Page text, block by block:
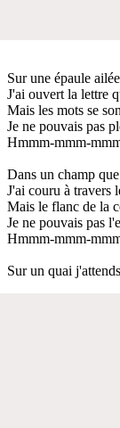
Sur une épaule
J'ai ouvert la lettre
Mais les mots se
Je ne pouvais pas
Hmmm-mmm-
Dans un champ
J'ai couru à travers
Mais le flanc de la
Je ne pouvais pas
Hmmm-mmm-
Sur un quai